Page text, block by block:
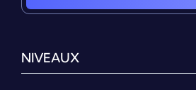
NIVEAUX